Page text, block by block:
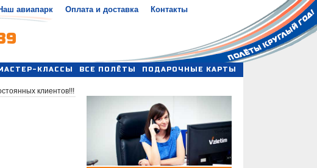
авиапарк Оплата и доставка Контакты
КЛАССЫ ВСЕ ПОЛЁТЫ ПОДАРОЧНЫЕ КАРТЫ
клиентов!!!